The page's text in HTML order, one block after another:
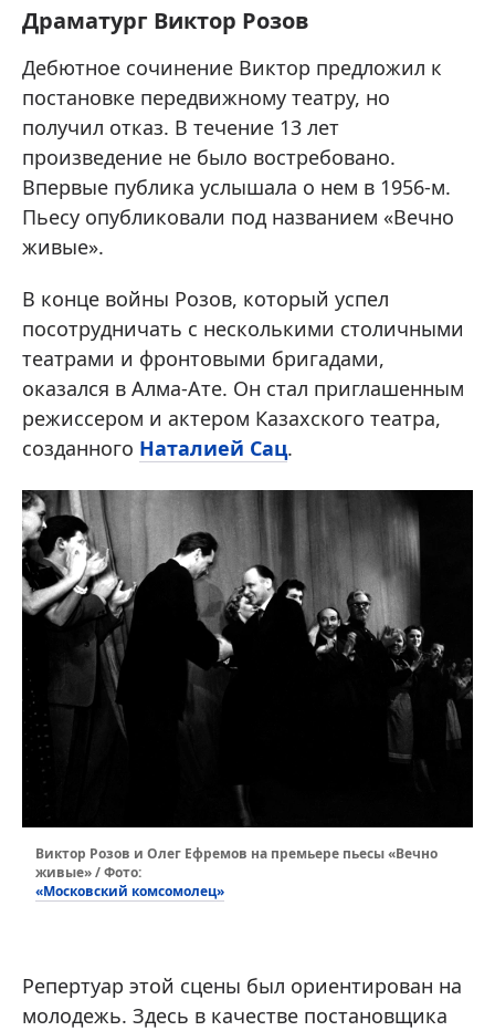
Драматург Виктор Розов
Дебютное сочинение Виктор предложил к
постановке передвижному театру, но
получил отказ. В течение 13 лет
произведение не было востребовано.
Впервые публика услышала о нем в 1956-м.
Пьесу опубликовали под названием «Вечно
живые».
В конце войны Розов, который успел
посотрудничать с несколькими столичными
театрами и фронтовыми бригадами,
оказался в Алма-Ате. Он стал приглашенным
режиссером и актером Казахского театра,
созданного Наталией Сац.
Виктор Розов и Олег Ефремов на премьере пьесы «Вечно
живые» / Фото:
«Московский комсомолец»
Репертуар этой сцены был ориентирован на
молодежь. Здесь в качестве постановщика